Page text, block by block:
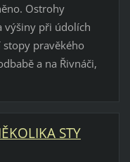
Ostrohy
výšiny při údolích
pravěkého
a na Řivnáči,
STY